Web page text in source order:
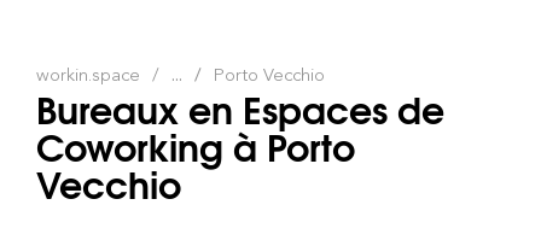
workin.space ... Porto Vecchio
Bureaux en Espaces de
Coworking à Porto
Vecchio